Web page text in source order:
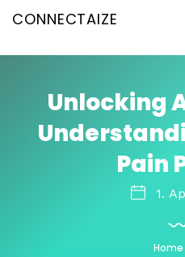
CONNECTAIZE
Unlocking
Pain
1.
Home